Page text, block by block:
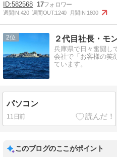
582568 17
週間IN:420 週間OUT:1240 月間IN:1800
2 ２代目社長・モ
兵庫県で日々奮闘し
会社で「お客様の笑
ています。
パソコン
11日前
このブログのここがポイント